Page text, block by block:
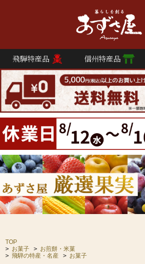
飛騨特産品 信州特産品
TOP
> お菓子 > お煎餅・米菓
> 飛騨の特産・名産 > お菓子